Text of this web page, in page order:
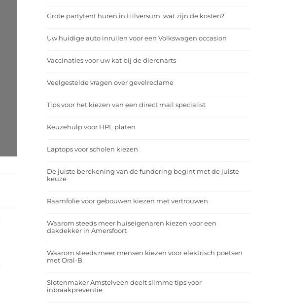
Grote partytent huren in Hilversum: wat zijn de kosten?
Uw huidige auto inruilen voor een Volkswagen occasion
Vaccinaties voor uw kat bij de dierenarts
Veelgestelde vragen over gevelreclame
Tips voor het kiezen van een direct mail specialist
Keuzehulp voor HPL platen
Laptops voor scholen kiezen
De juiste berekening van de fundering begint met de juiste
keuze
Raamfolie voor gebouwen kiezen met vertrouwen
Waarom steeds meer huiseigenaren kiezen voor een
dakdekker in Amersfoort
Waarom steeds meer mensen kiezen voor elektrisch poetsen
met Oral-B
Slotenmaker Amstelveen deelt slimme tips voor
inbraakpreventie